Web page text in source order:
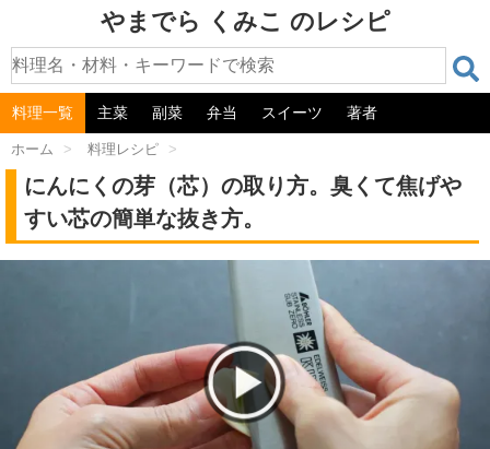
やまでら くみこ のレシピ
料理一覧 主菜 副菜 弁当 スイーツ 著者
ホーム > 料理レシピ >
にんにくの芽（芯）の取り方。臭くて焦げや
すい芯の簡単な抜き方。